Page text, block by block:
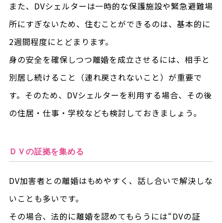
また、DVシェルターは一時的な保護施設や緊急避難場
所にすぎないため、住むことができるのは、基本的に
2週間程度にとどまります。
身の安全を確保しつつ離婚を成立させるには、相手と
別居し続けること（連れ戻されないこと）が重要で
す。そのため、DVシェルターを利用する場合、その後
の住居・仕事・学校なども検討しておきましょう。
ＤＶの証拠を集める
DV加害者との離婚はもめやすく、話し合いで解決しな
いことも多いです。
その場合、法的に離婚を認めてもらうには“DVの証